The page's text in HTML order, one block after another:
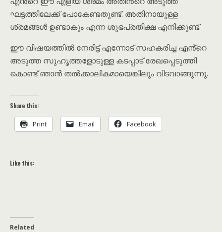
ഘട്ടത്തിലേക്ക് പോകേണ്ടതുണ്ട്. അതിനായുള്ള
ശ്രമങ്ങൾ ഉണ്ടാകും എന്ന ശുഭപ്രതീക്ഷ എനിക്കുണ്ട്.
ഈ വിഷയത്തിൽ നേരിട്ട് എന്നോട് സഹകരിച്ച എൻ്റെ
അടുത്ത സുഹൃത്തളോടുള്ള കടപ്പാട് രേഖപ്പെടുത്തി
കൊണ്ട് ഞാൻ തൽക്കാലികമായെങ്കിലും വിടവാങ്ങുന്നു.
Share this:
Print Email Facebook
Like this:
Related